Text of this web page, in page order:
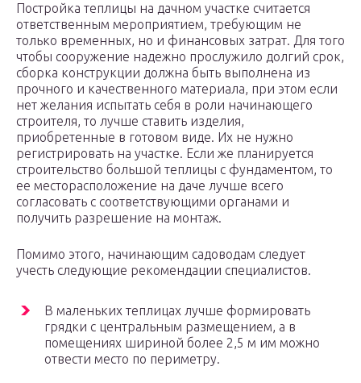
Постройка теплицы на дачном участке считается
ответственным мероприятием, требующим не
только временных, но и финансовых затрат. Для того
чтобы сооружение надежно прослужило долгий срок,
сборка конструкции должна быть выполнена из
прочного и качественного материала, при этом если
нет желания испытать себя в роли начинающего
строителя, то лучше ставить изделия,
приобретенные в готовом виде. Их не нужно
регистрировать на участке. Если же планируется
строительство большой теплицы с фундаментом, то
ее месторасположение на даче лучше всего
согласовать с соответствующими органами и
получить разрешение на монтаж.
Помимо этого, начинающим садоводам следует
учесть следующие рекомендации специалистов.
В маленьких теплицах лучше формировать
грядки с центральным размещением, а в
помещениях шириной более 2,5 м им можно
отвести место по периметру.